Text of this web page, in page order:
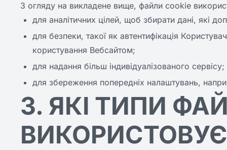
З огляду на викладене вище, файли cookie
для аналітичних цілей, щоб збирати дані, які
для безпеки, такої як автентифікація
користування Вебсайтом;
для надання більш індивідуалізованого сервісу;
для збереження попередніх налаштувань,
3. ЯКІ ТИПИ